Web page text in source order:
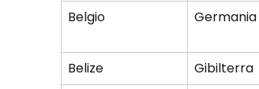
Belgio
Germania
Belize
Gibilterra